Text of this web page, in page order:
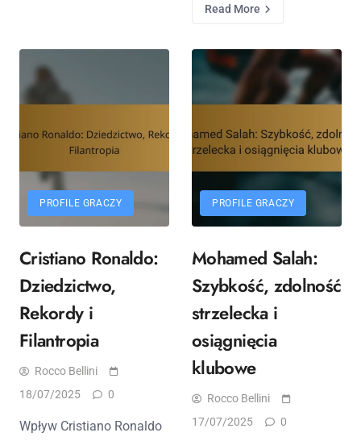
Read More
PROFILE GRACZY
Cristiano Ronaldo:
Dziedzictwo,
Rekordy i
Filantropia
Rocco Bellini
18/07/2025
0
Wpływ Cristiano Ronaldo
PROFILE GRACZY
Mohamed Salah:
Szybkość, zdolność
strzelecka i
osiągnięcia
klubowe
Rocco Bellini
17/07/2025
0